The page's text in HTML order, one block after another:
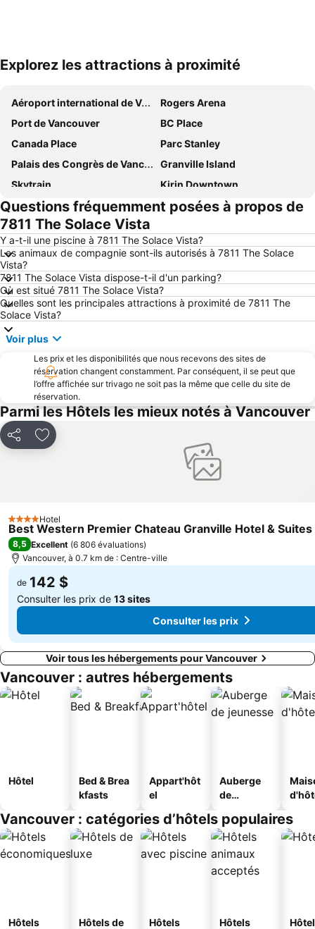
Explorez les attractions à proximité
Aéroport international de Vancouver
Rogers Arena
Port de Vancouver
BC Place
Canada Place
Parc Stanley
Palais des Congrès de Vancouver
Granville Island
Skytrain
Kirin Downtown
Centre-ville de Vancouver
Université de la Colombie-Brittanique
Exposition Nationale du Pacifique
Kitsilano Beach Park
Gastown
Robson Street
Station du Waterfront
English Bay Beach
Davie Street - Davie Village
Monde des Sciences
Pacific Centre
Montagne Grouse
Quadra West Park
Hastings Park
Mount Pleasant Park
Aquarium de Vancouver
Chinatown
Vancouver City Hall
VanDusen Botanical Garden
Vancouver Harbour Flight Centre
The Rocky Mountaineer
Burrard View Park
Marpole Park
Lynn Canyon Park
Vancouver Lookout
Vancouver Public Library
John Hendry -Trout Lake - Park
Victoria Park
Questions fréquemment posées à propos de
7811 The Solace Vista
Y a-t-il une piscine à 7811 The Solace Vista?
Les animaux de compagnie sont-ils autorisés à 7811 The Solace
Vista?
7811 The Solace Vista dispose-t-il d'un parking?
Où est situé 7811 The Solace Vista?
Quelles sont les principales attractions à proximité de 7811 The
Solace Vista?
Voir plus
Les prix et les disponibilités que nous recevons des sites de
réservation changent constamment. Par conséquent, il se peut que
l’offre affichée sur trivago ne soit pas la même que celle du site de
réservation.
Parmi les Hôtels les mieux notés à Vancouver
PartagerAjouter à mes favoris
4 ÉtoilesHotel
Best Western Premier Chateau Granville Hotel &
8,5 Excellent (6 806 évaluations)
Vancouver, à 0.7 km de : Centre-ville
de 142 $
Consulter les prix de 13 sites
Consulter les prix
Voir tous les hébergements pour Vancouver
Vancouver : autres hébergements
Hôtel
Bed & Brea
kfasts
Appart'hôt
el
Auberge
de
Vancouver : catégories d’hôtels populaires
Hôtels
Hôtels de
Hôtels
Hôtels